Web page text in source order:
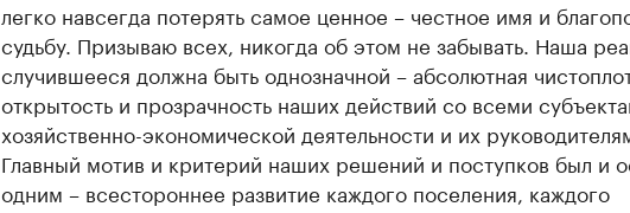
легко навсегда потерять самое ценное – честное имя и
судьбу. Призываю всех, никогда об этом не забывать. Наша
случившееся должна быть однозначной – абсолютная
открытость и прозрачность наших действий со всеми
хозяйственно-экономической деятельности и их
Главный мотив и критерий наших решений и поступков был и
одним – всестороннее развитие каждого поселения, каждого